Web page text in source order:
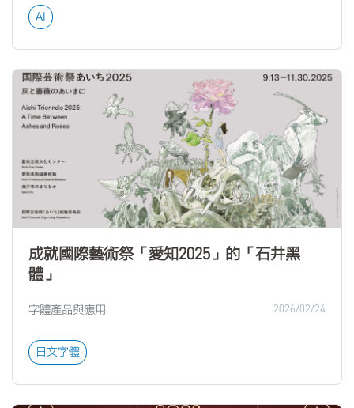
AI
成就國際藝術祭「愛知2025」的「石井黑
體」
字體產品與應用 2026/02/24
日文字體